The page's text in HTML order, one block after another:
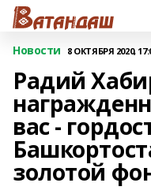
Новости 8 ОКТЯБРЯ 2020,
Радий
вас -
золотой